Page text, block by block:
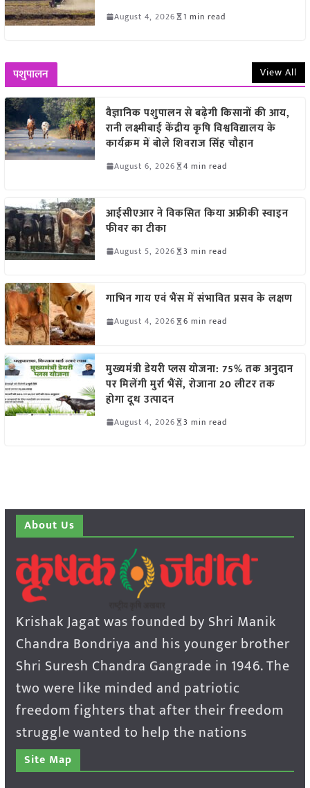
August 4, 2026 1 min read
पशुपालन View All
वैज्ञानिक पशुपालन से बढ़ेगी किसानों की आय,
रानी लक्ष्मीबाई केंद्रीय कृषि विश्वविद्यालय के
कार्यक्रम में बोले शिवराज सिंह चौहान
August 6, 2026 4 min read
आईसीएआर ने विकसित किया अफ्रीकी स्वाइन
फीवर का टीका
August 5, 2026 3 min read
गाभिन गाय एवं भैंस में संभावित प्रसव के लक्षण
August 4, 2026 6 min read
मुख्यमंत्री डेयरी प्लस योजना: 75% तक अनुदान
पर मिलेंगी मुर्रा भैंसें, रोजाना 20 लीटर तक
होगा दूध उत्पादन
August 4, 2026 3 min read
About Us
Krishak Jagat was founded by Shri Manik
Chandra Bondriya and his younger brother
Shri Suresh Chandra Gangrade in 1946. The
two were like minded and patriotic
freedom fighters that after their freedom
struggle wanted to help the nations
Site Map